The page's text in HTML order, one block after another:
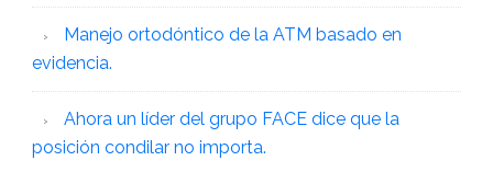
Manejo ortodóntico de la ATM basado en
evidencia.
Ahora un líder del grupo FACE dice que la
posición condilar no importa.